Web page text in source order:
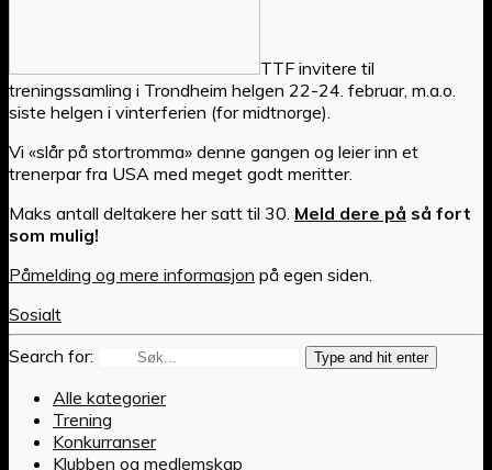
TTF invitere til
treningssamling i Trondheim helgen 22-24. februar, m.a.o.
siste helgen i vinterferien (for midtnorge).
Vi «slår på stortromma» denne gangen og leier inn et
trenerpar fra USA med meget godt meritter.
Maks antall deltakere her satt til 30. Meld dere på så fort
som mulig!
Påmelding og mere informasjon på egen siden.
Sosialt
Search for:
Type and hit enter
Alle kategorier
Trening
Konkurranser
Klubben og medlemskap